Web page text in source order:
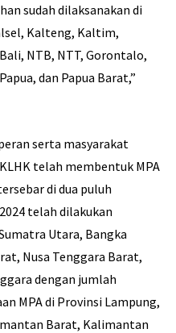
sudah dilaksanakan di
Kalteng, Kaltim,
NTB, NTT, Gorontalo,
dan Papua Barat,”
serta masyarakat
telah membentuk MPA
di dua puluh
telah dilakukan
Utara, Bangka
Nusa Tenggara Barat,
dengan jumlah
MPA di Provinsi Lampung,
Barat, Kalimantan